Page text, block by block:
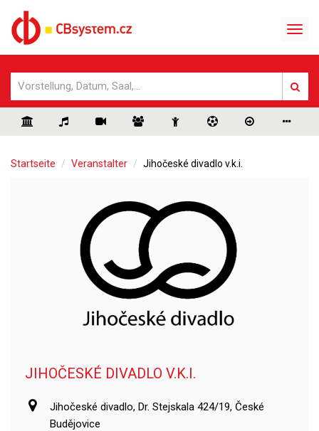
Startseite Veranstalter Jihočeské divadlo v.k.i.
JIHOČESKÉ DIVADLO V.K.I.
Jihočeské divadlo, Dr. Stejskala 424/19, České
Budějovice